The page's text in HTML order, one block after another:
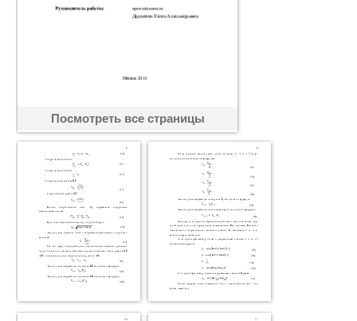
Посмотреть все страницы